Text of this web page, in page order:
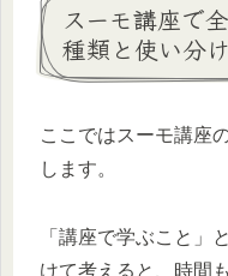
スーモ講座で
種類と使い分け
ここではスーモ講座
します。
「講座で学ぶこと」
けて考えると、時間